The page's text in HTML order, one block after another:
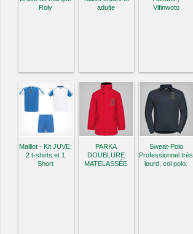
Roly
adulte
Vifinwoto
Maillot - Kit JUVE:
2 t-shirts et 1
Short
PARKA
DOUBLURE
MATELASSÉE
Sweat-Polo
Professionnel très
lourd, col polo.